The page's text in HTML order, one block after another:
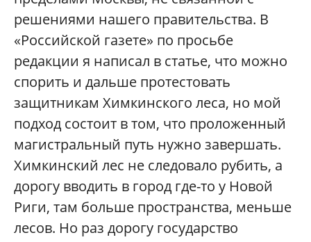
решениями нашего правительства. В
«Российской газете» по просьбе
редакции я написал в статье, что можно
спорить и дальше протестовать
защитникам Химкинского леса, но мой
подход состоит в том, что проложенный
магистральный путь нужно завершать.
Химкинский лес не следовало рубить, а
дорогу вводить в город где-то у Новой
Риги, там больше пространства, меньше
лесов. Но раз дорогу государство